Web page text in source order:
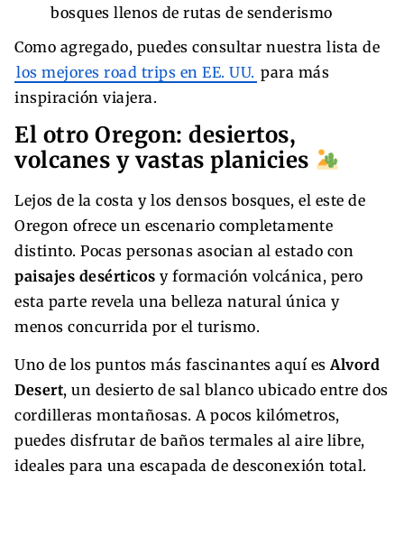
bosques llenos de rutas de senderismo
Como agregado, puedes consultar nuestra lista de
los mejores road trips en EE. UU. para más
inspiración viajera.
El otro Oregon: desiertos,
volcanes y vastas planicies
Lejos de la costa y los densos bosques, el este de
Oregon ofrece un escenario completamente
distinto. Pocas personas asocian al estado con
paisajes desérticos y formación volcánica, pero
esta parte revela una belleza natural única y
menos concurrida por el turismo.
Uno de los puntos más fascinantes aquí es Alvord
Desert, un desierto de sal blanco ubicado entre dos
cordilleras montañosas. A pocos kilómetros,
puedes disfrutar de baños termales al aire libre,
ideales para una escapada de desconexión total.